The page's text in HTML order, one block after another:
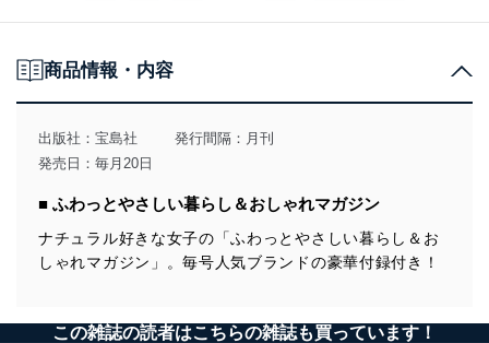
商品情報・内容
出版社： 宝島社
発行間隔：月刊
発売日：毎月20日
■ ふわっとやさしい暮らし＆おしゃれマガジン
ナチュラル好きな女子の「ふわっとやさしい暮らし＆お
しゃれマガジン」。毎号人気ブランドの豪華付録付き！
この雑誌の読者はこちらの雑誌も買っています！